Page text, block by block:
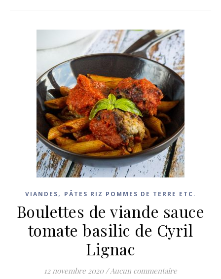
VIANDES, PÂTES RIZ POMMES DE TERRE ETC.
Boulettes de viande sauce
tomate basilic de Cyril
Lignac
12 novembre 2020 /Aucun commentaire